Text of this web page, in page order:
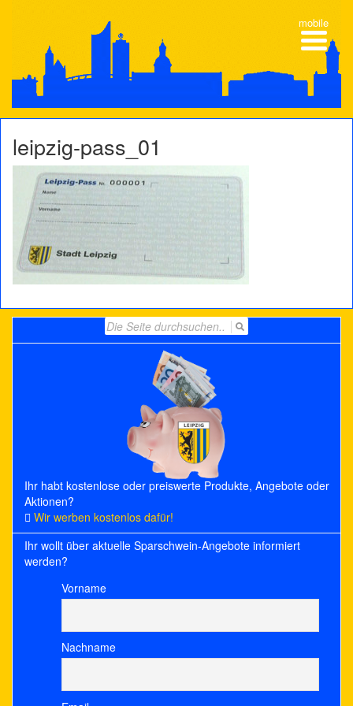
leipzig-pass_01
for:
Ihr habt kostenlose oder preiswerte Produkte, Angebote oder
Aktionen?
Wir werben kostenlos dafür!
Ihr wollt über aktuelle Sparschwein-Angebote informiert
werden?
Vorname
Nachname
mobile